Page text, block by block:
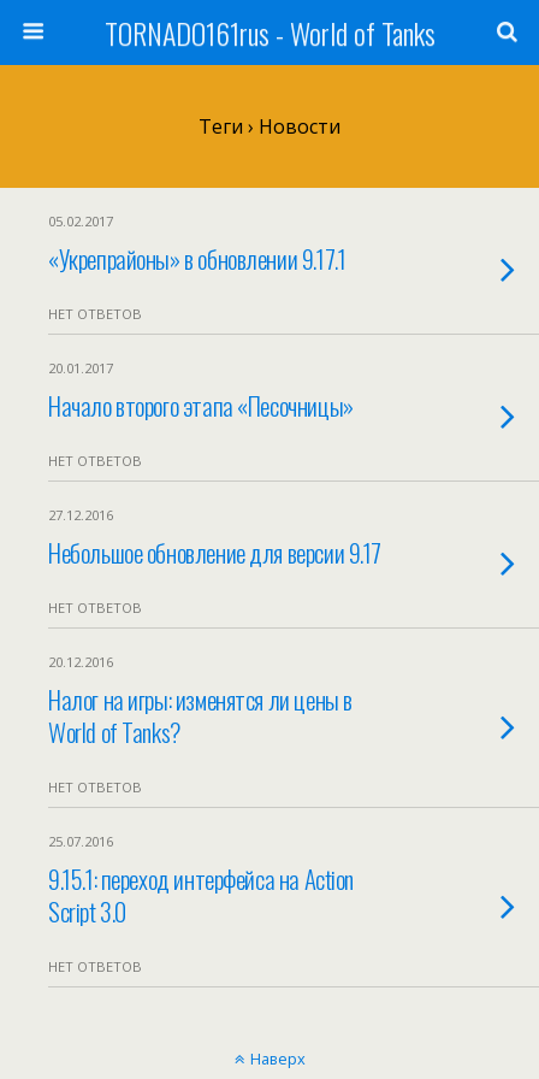
TORNADO161rus - World of Tanks
Теги › Новости
05.02.2017
«Укрепрайоны» в обновлении 9.17.1
НЕТ ОТВЕТОВ
20.01.2017
Начало второго этапа «Песочницы»
НЕТ ОТВЕТОВ
27.12.2016
Небольшое обновление для версии 9.17
НЕТ ОТВЕТОВ
20.12.2016
Налог на игры: изменятся ли цены в
World of Tanks?
НЕТ ОТВЕТОВ
25.07.2016
9.15.1: переход интерфейса на Action
Script 3.0
НЕТ ОТВЕТОВ
Наверх